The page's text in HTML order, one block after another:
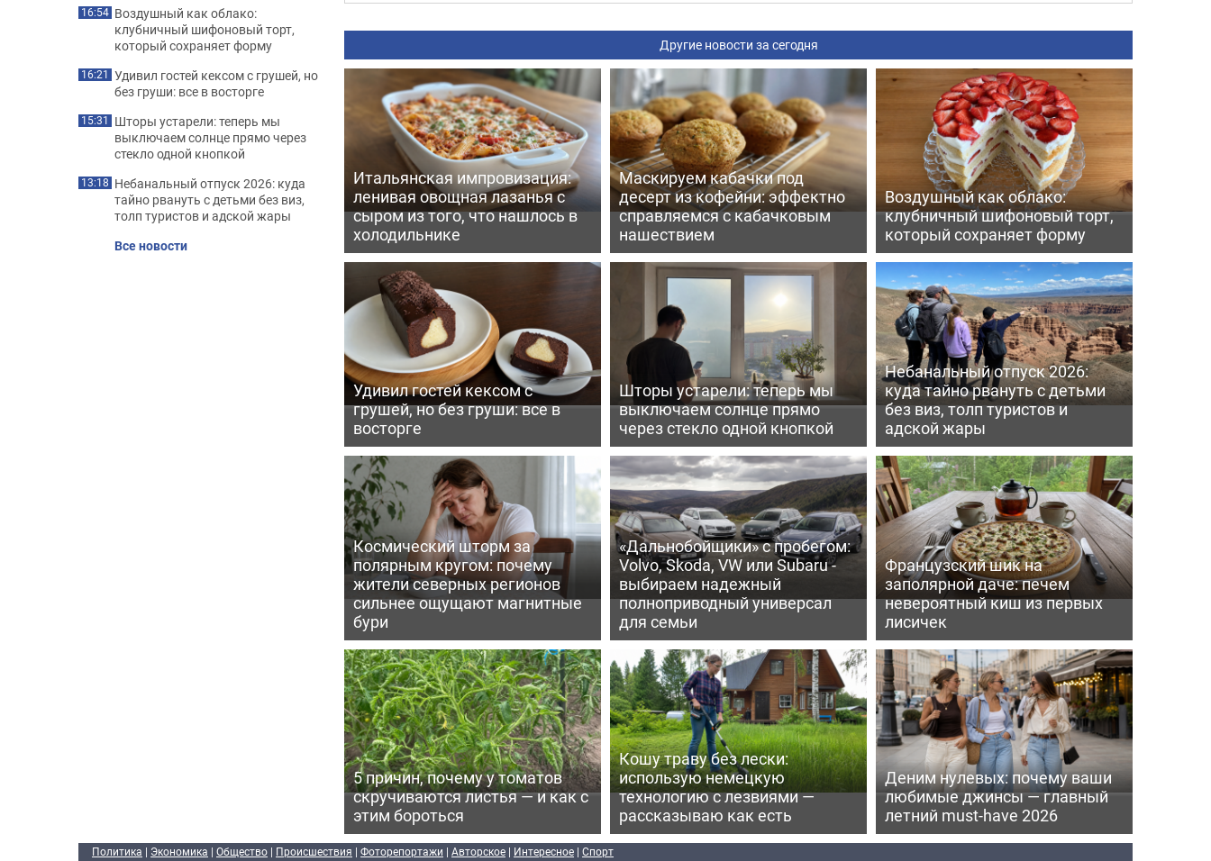
Другие новости за сегодня
Итальянская импровизация:
ленивая овощная лазанья с
сыром из того, что нашлось в
холодильнике
Маскируем кабачки под
десерт из кофейни: эффектно
справляемся с кабачковым
нашествием
Воздушный как облако:
клубничный шифоновый торт,
который сохраняет форму
Удивил гостей кексом с
грушей, но без груши: все в
восторге
Шторы устарели: теперь мы
выключаем солнце прямо
через стекло одной кнопкой
Небанальный отпуск 2026:
куда тайно рвануть с детьми
без виз, толп туристов и
адской жары
Космический шторм за
полярным кругом: почему
жители северных регионов
сильнее ощущают магнитные
бури
«Дальнобойщики» с пробегом:
Volvo, Skoda, VW или Subaru -
выбираем надежный
полноприводный универсал
для семьи
Французский шик на
заполярной даче: печем
невероятный киш из первых
лисичек
5 причин, почему у томатов
скручиваются листья — и как с
этим бороться
Кошу траву без лески:
использую немецкую
технологию с лезвиями —
рассказываю как есть
Деним нулевых: почему ваши
любимые джинсы — главный
летний must-have 2026
16:54 Воздушный как облако:
клубничный шифоновый торт,
который сохраняет форму
16:21 Удивил гостей кексом с грушей, но
без груши: все в восторге
15:31 Шторы устарели: теперь мы
выключаем солнце прямо через
стекло одной кнопкой
13:18 Небанальный отпуск 2026: куда
тайно рвануть с детьми без виз,
толп туристов и адской жары
Все новости
Политика | Экономика | Общество | Происшествия | Фоторепортажи | Авторское | Интересное | Спорт